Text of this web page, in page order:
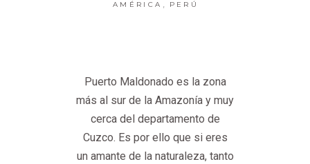
AMÉRICA , PERÚ
Puerto Maldonado es la zona
más al sur de la Amazonía y muy
cerca del departamento de
Cuzco. Es por ello que si eres
un amante de la naturaleza, tanto